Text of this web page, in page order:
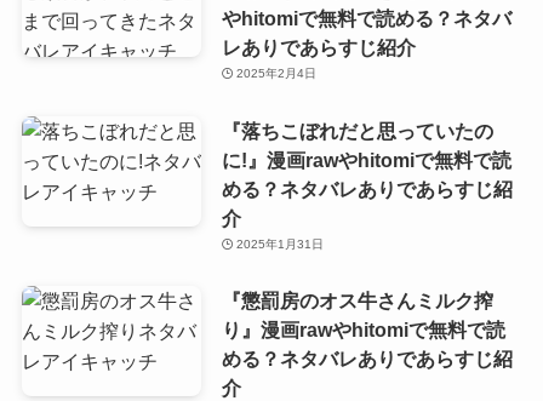
やhitomiで無料で読める？ネタバ
レありであらすじ紹介
2025年2月4日
『落ちこぼれだと思っていたの
に!』漫画rawやhitomiで無料で読
める？ネタバレありであらすじ紹
介
2025年1月31日
『懲罰房のオス牛さんミルク搾
り』漫画rawやhitomiで無料で読
める？ネタバレありであらすじ紹
介